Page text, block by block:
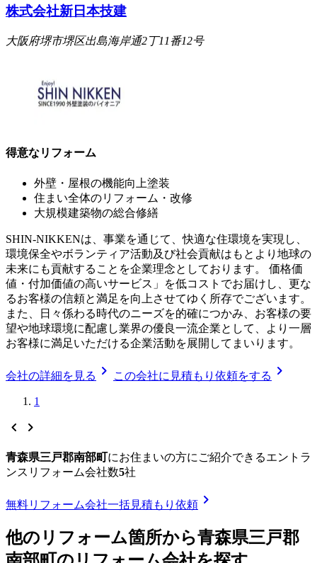
株式会社新日本技建
大阪府堺市堺区出島海岸通2丁11番12号
得意なリフォーム
外壁・屋根の機能向上塗装
住まい全体のリフォーム・改修
大規模建築物の総合修繕
SHIN-NIKKENは、事業を通じて、快適な住環境を実現し、
環境保全やボランティア活動及び社会貢献はもとより地球の
未来にも貢献することを企業理念としております。 価格価
値・付加価値の高いサービス」を低コストでお届けし、更な
るお客様の信頼と満足を向上させてゆく所存でございます。
また、日々係わる時代のニーズを的確につかみ、お客様の要
望や地球環境に配慮し業界の優良一流企業として、より一層
お客様に満足いただける企業活動を展開してまいります。
会社の詳細を見る chevron_right この会社に見積もり依頼をする chevron_right
1
chevron_left chevron_right
青森県三戸郡南部町にお住まいの方にご紹介できるエントラ
ンスリフォーム会社数5社
無料リフォーム会社一括見積もり依頼 chevron_right
他のリフォーム箇所から青森県三戸郡